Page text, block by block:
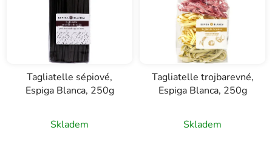
Tagliatelle sépiové,
Espiga Blanca, 250g
Skladem
Tagliatelle trojbarevné,
Espiga Blanca, 250g
Skladem